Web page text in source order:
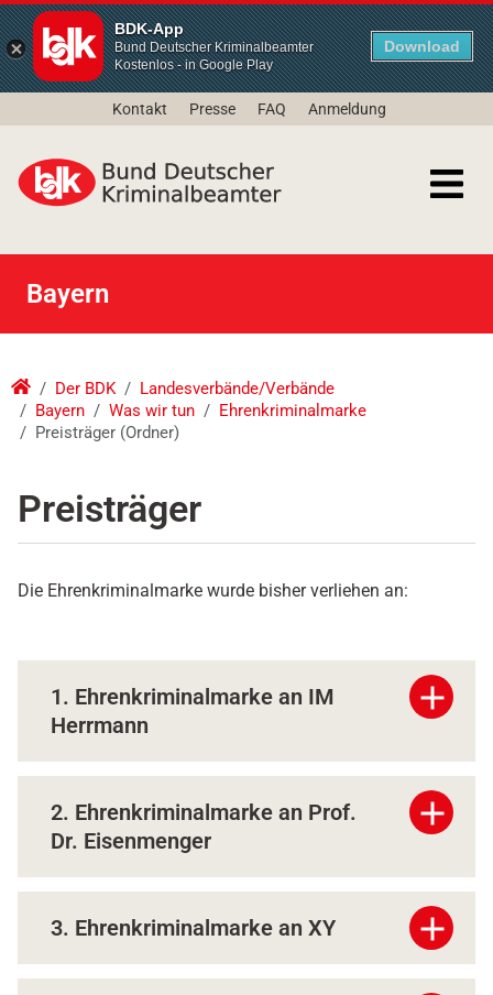
BDK-App
Bund Deutscher Kriminalbeamter
Kostenlos - in Google Play
Download
Kontakt Presse FAQ Anmeldung
Bayern
Der BDK
Landesverbände/Verbände
Bayern
Was wir tun
Ehrenkriminalmarke
Preisträger (Ordner)
Preisträger
Die Ehrenkriminalmarke wurde bisher verliehen an:
1. Ehrenkriminalmarke an IM
Herrmann
add
2. Ehrenkriminalmarke an Prof.
Dr. Eisenmenger
add
3. Ehrenkriminalmarke an XY add